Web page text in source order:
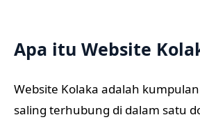
Apa itu Website
Website Kolaka adalah
saling terhubung di dalam satu